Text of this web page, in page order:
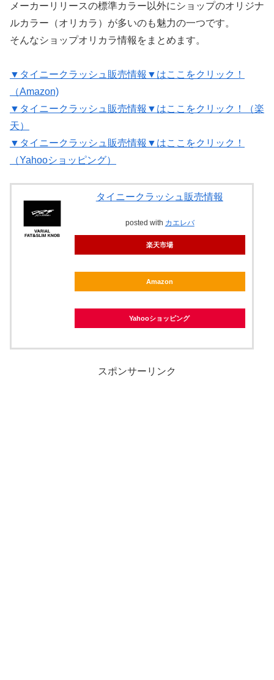
メーカーリリースの標準カラー以外にショップのオリジナ
ルカラー（オリカラ）が多いのも魅力の一つです。
そんなショップオリカラ情報をまとめます。
▼タイニークラッシュ販売情報▼はここをクリック！
（Amazon)
▼タイニークラッシュ販売情報▼はここをクリック！（楽
天）
▼タイニークラッシュ販売情報▼はここをクリック！
（Yahooショッピング）
タイニークラッシュ販売情報
posted with カエレバ
楽天市場
Amazon
Yahooショッピング
スポンサーリンク